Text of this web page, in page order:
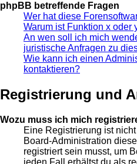
phpBB betreffende Fragen
Wer hat diese
Warum ist Funktion x oder
An wen soll ich mich
juristische Anfragen zu
Wie kann ich einen
kontaktieren?
Registrierung und
Wozu muss ich mich
Eine Registrierung ist
Board-Administration
registriert sein musst, um
jeden Fall erhältst du als